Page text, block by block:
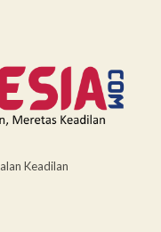
Keadilan